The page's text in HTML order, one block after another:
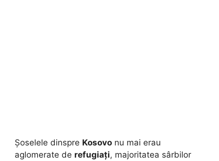
Șoselele dinspre Kosovo nu mai erau
aglomerate de refugiați, majoritatea sârbilor